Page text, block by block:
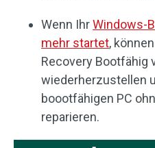
Wenn IhrWindows-
mehr startet,
Recovery Bootfähig
wiederherzustellen
boootfähigen PC
reparieren.